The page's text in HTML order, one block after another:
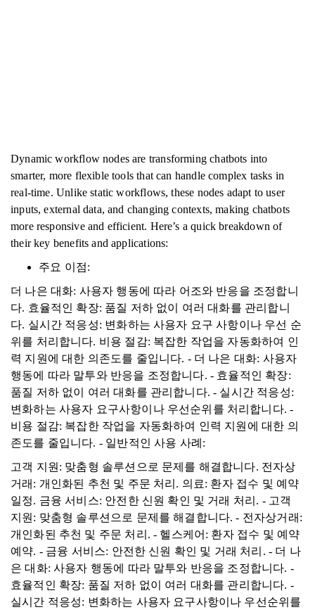
Dynamic workflow nodes are transforming chatbots into
smarter, more flexible tools that can handle complex tasks in
real-time. Unlike static workflows, these nodes adapt to user
inputs, external data, and changing contexts, making chatbots
more responsive and efficient. Here’s a quick breakdown of
their key benefits and applications:
주요 이점:
더 나은 대화: 사용자 행동에 따라 어조와 반응을 조정합니
다. 효율적인 확장: 품질 저하 없이 여러 대화를 관리합니
다. 실시간 적응성: 변화하는 사용자 요구 사항이나 우선 순
위를 처리합니다. 비용 절감: 복잡한 작업을 자동화하여 인
력 지원에 대한 의존도를 줄입니다. - 더 나은 대화: 사용자
행동에 따라 말투와 반응을 조정합니다. - 효율적인 확장:
품질 저하 없이 여러 대화를 관리합니다. - 실시간 적응성:
변화하는 사용자 요구사항이나 우선순위를 처리합니다. -
비용 절감: 복잡한 작업을 자동화하여 인력 지원에 대한 의
존도를 줄입니다. - 일반적인 사용 사례:
고객 지원: 맞춤형 솔루션으로 문제를 해결합니다. 전자상
거래: 개인화된 추천 및 주문 처리. 의료: 환자 접수 및 예약
일정. 금융 서비스: 안전한 신원 확인 및 거래 처리. - 고객
지원: 맞춤형 솔루션으로 문제를 해결합니다. - 전자상거래:
개인화된 추천 및 주문 처리. - 헬스케어: 환자 접수 및 예약
예약. - 금융 서비스: 안전한 신원 확인 및 거래 처리. - 더 나
은 대화: 사용자 행동에 따라 말투와 반응을 조정합니다. -
효율적인 확장: 품질 저하 없이 여러 대화를 관리합니다. -
실시간 적응성: 변화하는 사용자 요구사항이나 우선순위를